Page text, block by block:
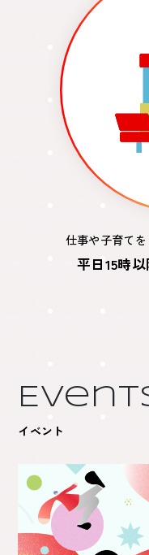
仕事や子育て
平日15時
イベント